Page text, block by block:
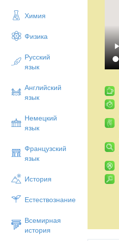
Химия
Физика
Русский
язык
Английский
язык
Немецкий
язык
Французский
язык
История
Естествознание
Всемирная
история